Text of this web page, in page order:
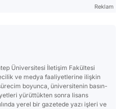
Reklam
Üniversitesi İletişim Fakültesi
ve medya faaliyetlerine ilişkin
boyunca, üniversitenin basın-
yürüttükten sonra lisans
yerel bir gazetede yazı işleri ve